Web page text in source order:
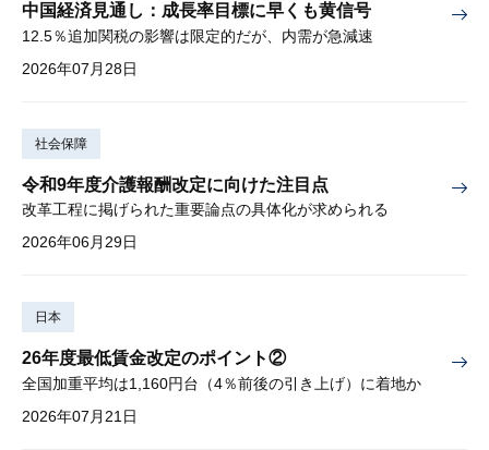
中国経済見通し：成長率目標に早くも黄信号
12.5％追加関税の影響は限定的だが、内需が急減速
2026年07月28日
社会保障
令和9年度介護報酬改定に向けた注目点
改革工程に掲げられた重要論点の具体化が求められる
2026年06月29日
日本
26年度最低賃金改定のポイント②
全国加重平均は1,160円台（4％前後の引き上げ）に着地か
2026年07月21日